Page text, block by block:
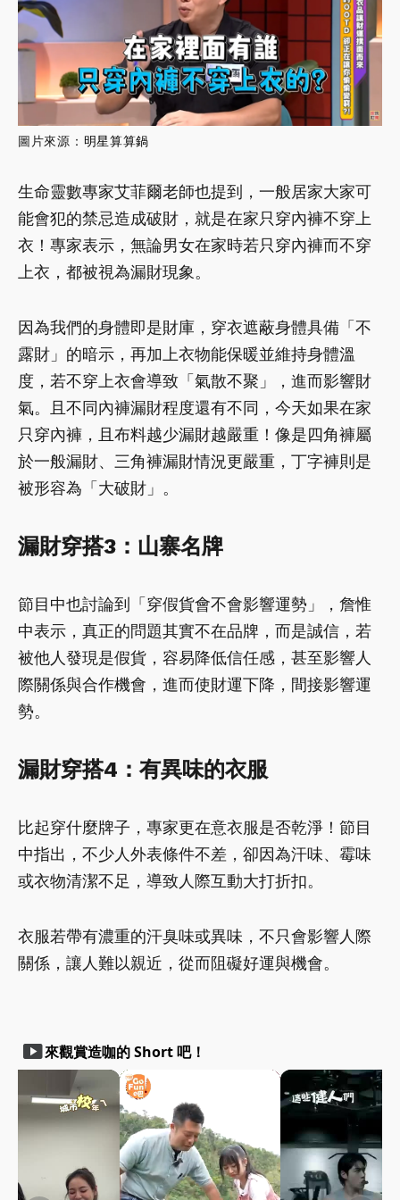
圖片來源： 明星算算鍋
生命靈數專家艾菲爾老師也提到，一般居家大家可
能會犯的禁忌造成破財，就是在家只穿內褲不穿上
衣！專家表示，無論男女在家時若只穿內褲而不穿
上衣，都被視為漏財現象。
因為我們的身體即是財庫，穿衣遮蔽身體具備「不
露財」的暗示，再加上衣物能保暖並維持身體溫
度，若不穿上衣會導致「氣散不聚」，進而影響財
氣。且不同內褲漏財程度還有不同，今天如果在家
只穿內褲，且布料越少漏財越嚴重！像是四角褲屬
於一般漏財、三角褲漏財情況更嚴重，丁字褲則是
被形容為「大破財」。
漏財穿搭3：山寨名牌
節目中也討論到「穿假貨會不會影響運勢」，詹惟
中表示，真正的問題其實不在品牌，而是誠信，若
被他人發現是假貨，容易降低信任感，甚至影響人
際關係與合作機會，進而使財運下降，間接影響運
勢。
漏財穿搭4：有異味的衣服
比起穿什麼牌子，專家更在意衣服是否乾淨！節目
中指出，不少人外表條件不差，卻因為汗味、霉味
或衣物清潔不足，導致人際互動大打折扣。
衣服若帶有濃重的汗臭味或異味，不只會影響人際
關係，讓人難以親近，從而阻礙好運與機會。
smart_display來觀賞造咖的 Short 吧！